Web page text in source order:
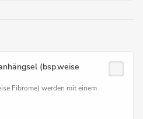
(bsp.weise
Fibrome) werden mit einem